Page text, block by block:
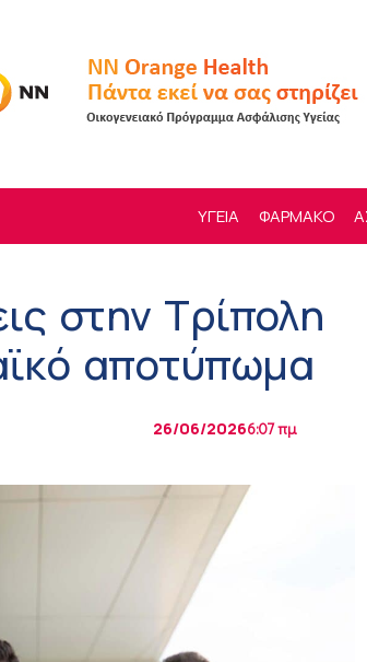
ΥΓΕΙΑ ΦΑΡΜΑΚΟ
στην Τρίπολη
αποτύπωμα
26/06/20266:07 πμ